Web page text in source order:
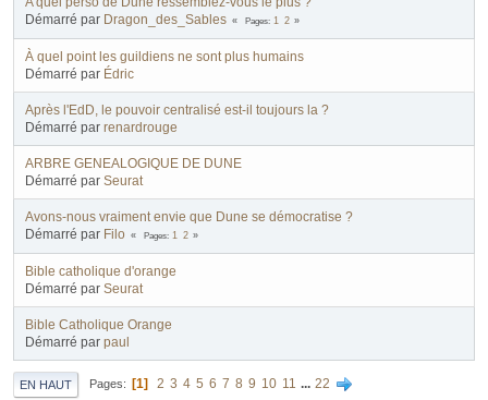
Démarré par Dragon_des_Sables Pages 1 2
À quel point les guildiens ne sont plus humains
Démarré par Édric
Après l'EdD, le pouvoir centralisé est-il toujours la ?
Démarré par renardrouge
ARBRE GENEALOGIQUE DE DUNE
Démarré par Seurat
Avons-nous vraiment envie que Dune se démocratise ?
Démarré par Filo Pages 1 2
Bible catholique d'orange
Démarré par Seurat
Bible Catholique Orange
Démarré par paul
EN HAUT Pages 1 2 3 4 5 6 7 8 9 10 11 ... 22